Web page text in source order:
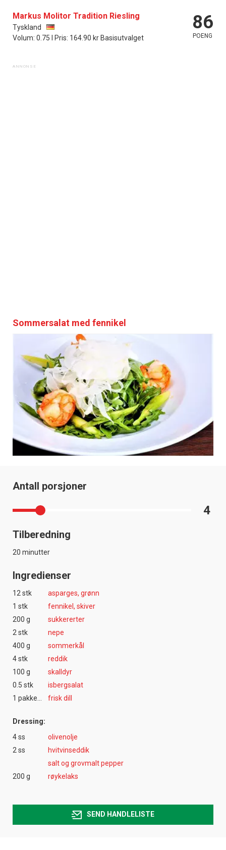
tilsendt.
Markus Molitor Tradition Riesling
Tyskland
Volum: 0.75 l Pris: 164.90 kr Basisutvalget
86
POENG
Sommersalat med fennikel
Antall porsjoner
4
Tilberedning
20 minutter
Ingredienser
12 stk
asparges, grønn
1 stk
fennikel, skiver
200 g
sukkererter
2 stk
nepe
400 g
sommerkål
4 stk
reddik
100 g
skalldyr
0.5 stk
isbergsalat
frisk dill
Dressing:
4 ss
olivenolje
2 ss
hvitvinseddik
salt og grovmalt pepper
200 g
røykelaks
SEND HANDLELISTE